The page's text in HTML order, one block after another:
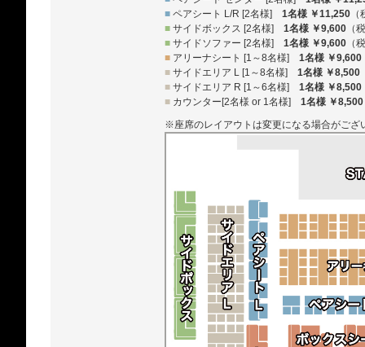
■ ペアシート L/R [2名様] 1名様 ￥11,250
■ サイドボックス [2名様] 1名様 ￥9,600 （
■ サイドソファー [2名様] 1名様 ￥9,600 （
■ アリーナシート [1～8名様] 1名様 ￥9,600
■ サイドエリア L [1～8名様] 1名様 ￥8,500
■ サイドエリア R [1～6名様] 1名様 ￥8,500
■ カウンター[2名様 or 1名様] 1名様 ￥8,500
※座席のレイアウトは変更になる場合がござ